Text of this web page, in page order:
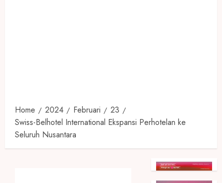
Home 2024 Februari
23
Swiss-Belhotel International Ekspansi Perhotelan ke
Seluruh Nusantara